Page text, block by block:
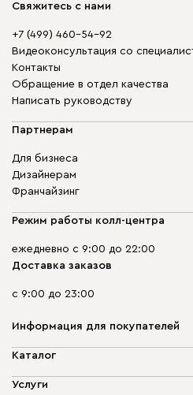
Свяжитесь с нами
+7 (499) 460-54-92
Видеоконсультация со
Контакты
Обращение в отдел качества
Написать руководству
Партнерам
Для бизнеса
Дизайнерам
Франчайзинг
Режим работы колл-центра
ежедневно с 9:00 до 22:00
Доставка заказов
с 9:00 до 23:00
Информация для покупателей
О компании
Доставка и оплата
Каталог
Мягкая мебель
Услуги